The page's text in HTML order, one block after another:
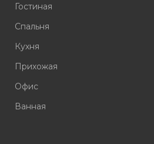
Гостиная
Спальня
Кухня
Прихожая
Офис
Ванная